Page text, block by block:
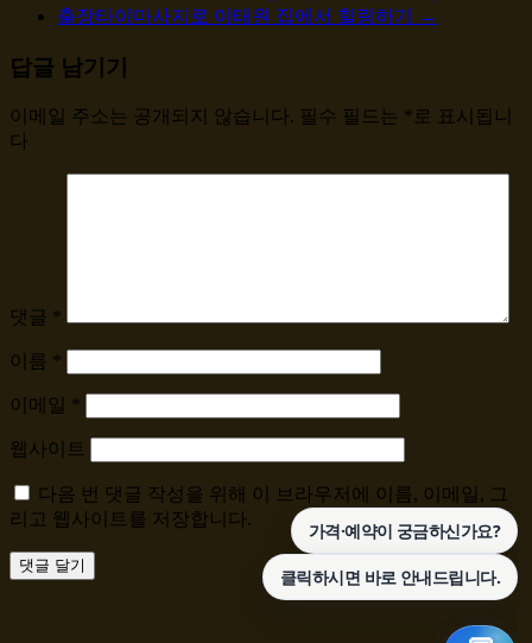
출장타이마사지로 이태원 집에서 힐링하기
→
답글 남기기
이메일 주소는 공개되지 않습니다. 필수 필드는 * 로 표시됩니
다
댓글 *
이름 *
이메일 *
웹사이트
다음 번 댓글 작성을 위해 이 브라우저에 이름, 이메일, 그
리고 웹사이트를 저장합니다.